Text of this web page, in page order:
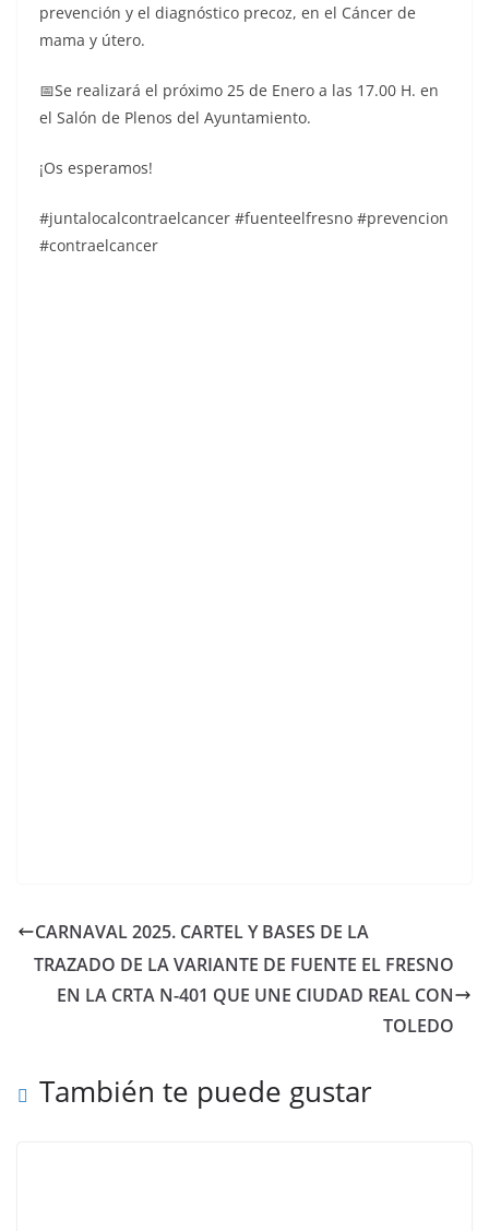
prevención y el diagnóstico precoz, en el Cáncer de
mama y útero.
📅Se realizará el próximo 25 de Enero a las 17.00 H. en
el Salón de Plenos del Ayuntamiento.
¡Os esperamos!
#juntalocalcontraelcancer #fuenteelfresno #prevencion
#contraelcancer
CARNAVAL 2025. CARTEL Y BASES DE LA
TRAZADO DE LA VARIANTE DE FUENTE EL FRESNO
EN LA CRTA N-401 QUE UNE CIUDAD REAL CON
TOLEDO
También te puede gustar